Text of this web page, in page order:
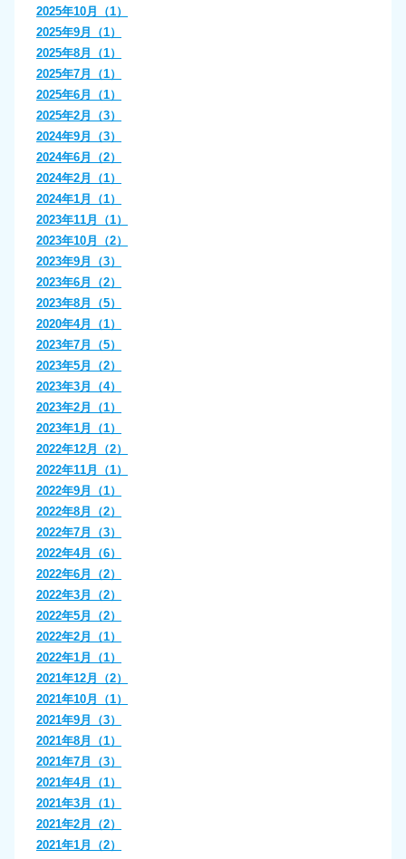
2025年10月（1）
2025年9月（1）
2025年8月（1）
2025年7月（1）
2025年6月（1）
2025年2月（3）
2024年9月（3）
2024年6月（2）
2024年2月（1）
2024年1月（1）
2023年11月（1）
2023年10月（2）
2023年9月（3）
2023年6月（2）
2023年8月（5）
2020年4月（1）
2023年7月（5）
2023年5月（2）
2023年3月（4）
2023年2月（1）
2023年1月（1）
2022年12月（2）
2022年11月（1）
2022年9月（1）
2022年8月（2）
2022年7月（3）
2022年4月（6）
2022年6月（2）
2022年3月（2）
2022年5月（2）
2022年2月（1）
2022年1月（1）
2021年12月（2）
2021年10月（1）
2021年9月（3）
2021年8月（1）
2021年7月（3）
2021年4月（1）
2021年3月（1）
2021年2月（2）
2021年1月（2）